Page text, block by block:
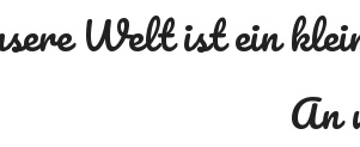
Welt ist ein
An